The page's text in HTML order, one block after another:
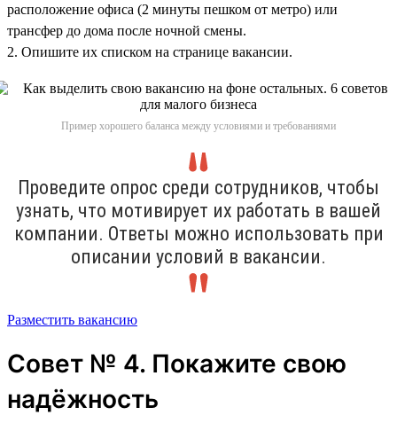
расположение офиса (2 минуты пешком от метро) или
трансфер до дома после ночной смены.
2. Опишите их списком на странице вакансии.
Пример хорошего баланса между условиями и требованиями
Проведите опрос среди сотрудников, чтобы
узнать, что мотивирует их работать в вашей
компании. Ответы можно использовать при
описании условий в вакансии.
Разместить вакансию
Совет № 4. Покажите свою
надёжность